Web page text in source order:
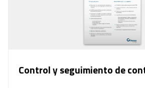
Control y seguimiento de